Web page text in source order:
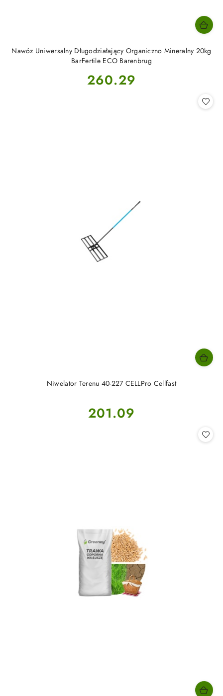
Nawóz Uniwersalny Długodziałający Organiczno Mineralny 20kg
BarFertile ECO Barenbrug
Cena:
260.29
Niwelator Terenu 40-227 CELLPro Cellfast
Cena:
201.09